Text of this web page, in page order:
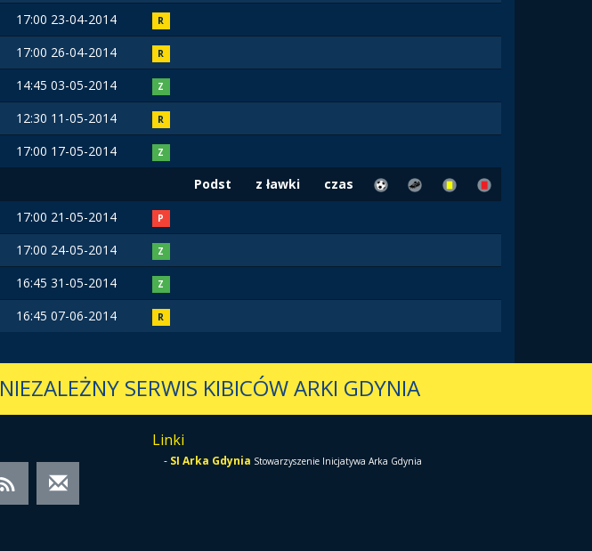
17:00 23-04-2014 R
17:00 26-04-2014 R
14:45 03-05-2014 Z
12:30 11-05-2014 R
17:00 17-05-2014 Z
Podst z ławki
czas
17:00 21-05-2014 P
17:00 24-05-2014 Z
16:45 31-05-2014 Z
16:45 07-06-2014 R
NIEZALEŻNY SERWIS KIBICÓW ARKI GDYNIA
Linki
- SI Arka Gdynia Stowarzyszenie Inicjatywa Arka Gdynia